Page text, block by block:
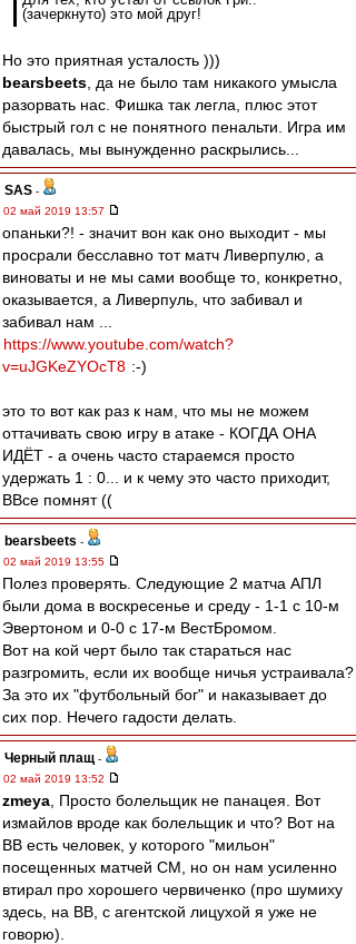
(зачеркнуто) это мой друг!
Но это приятная усталость )))
bearsbeets , да не было там никакого умысла
разорвать нас. Фишка так легла, плюс этот
быстрый гол с не понятного пенальти. Игра им
давалась, мы вынужденно раскрылись...
SAS -
02 май 2019 13:57
опаньки?! - значит вон как оно выходит - мы
просрали бесславно тот матч Ливерпулю, а
виноваты и не мы сами вообще то, конкретно,
оказывается, а Ливерпуль, что забивал и
забивал нам ...
https://www.youtube.com/watch?
v=uJGKeZYOcT8 :-)
это то вот как раз к нам, что мы не можем
оттачивать свою игру в атаке - КОГДА ОНА
ИДЁТ - а очень часто стараемся просто
удержать 1 : 0... и к чему это часто приходит,
ВВсе помнят ((
bearsbeets -
02 май 2019 13:55
Полез проверять. Следующие 2 матча АПЛ
были дома в воскресенье и среду - 1-1 с 10-м
Эвертоном и 0-0 с 17-м ВестБромом.
Вот на кой черт было так стараться нас
разгромить, если их вообще ничья устраивала?
За это их "футбольный бог" и наказывает до
сих пор. Нечего гадости делать.
Черный плащ -
02 май 2019 13:52
zmeya , Просто болельщик не панацея. Вот
измайлов вроде как болельщик и что? Вот на
ВВ есть человек, у которого "мильон"
посещенных матчей СМ, но он нам усиленно
втирал про хорошего червиченко (про шумиху
здесь, на ВВ, с агентской лицухой я уже не
говорю).